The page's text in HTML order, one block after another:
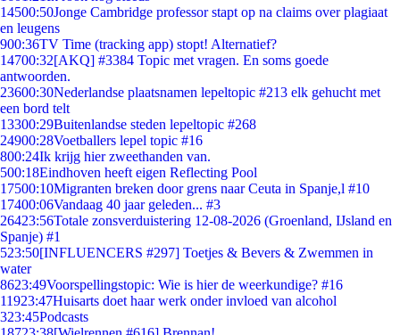
14500:50Jonge Cambridge professor stapt op na claims over plagiaat
en leugens
900:36TV Time (tracking app) stopt! Alternatief?
14700:32[AKQ] #3384 Topic met vragen. En soms goede
antwoorden.
23600:30Nederlandse plaatsnamen lepeltopic #213 elk gehucht met
een bord telt
13300:29Buitenlandse steden lepeltopic #268
24900:28Voetballers lepel topic #16
800:24Ik krijg hier zweethanden van.
500:18Eindhoven heeft eigen Reflecting Pool
17500:10Migranten breken door grens naar Ceuta in Spanje,l #10
17400:06Vandaag 40 jaar geleden... #3
26423:56Totale zonsverduistering 12-08-2026 (Groenland, IJsland en
Spanje) #1
523:50[INFLUENCERS #297] Toetjes & Bevers & Zwemmen in
water
8623:49Voorspellingstopic: Wie is hier de weerkundige? #16
11923:47Huisarts doet haar werk onder invloed van alcohol
323:45Podcasts